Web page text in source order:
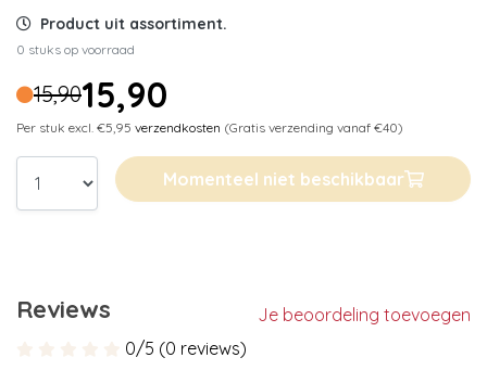
Product uit assortiment.
0 stuks op voorraad
15,9015,90
Per stuk excl. €5,95 verzendkosten (Gratis verzending vanaf €40)
Momenteel niet beschikbaar
Reviews
Je beoordeling toevoegen
0/5 (0 reviews)